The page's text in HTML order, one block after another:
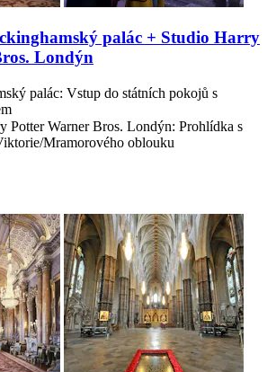
palác + Studio Harry
Londýn
palác: Vstup do státních pokojů s
Potter Warner Bros. Londýn: Prohlídka s
Mramorového oblouku